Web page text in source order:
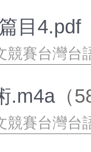
目4.pdf
競賽台灣台
.m4a（
競賽台灣